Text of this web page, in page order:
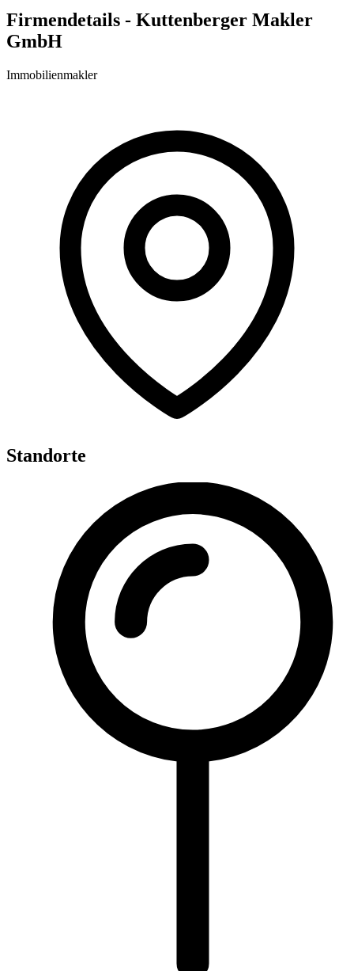
Firmendetails - Kuttenberger Makler
GmbH
Immobilienmakler
Standorte